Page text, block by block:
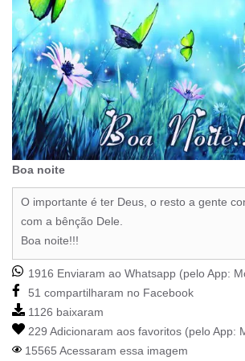
Boa noite
O importante é ter Deus, o resto a gente
com a bênção Dele.
Boa noite!!!
1916 Enviaram ao Whatsapp (pelo App:
51 compartilharam no Facebook
1126 baixaram
229 Adicionaram aos favoritos (pelo App:
15565 Acessaram essa imagem